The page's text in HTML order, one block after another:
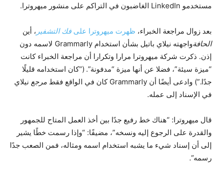
مستخدمو LinkedIn الغاضبون في التراكم على منشور ميهروترا.
بعد زوال مراجعة الخبراء، ظهرت ميهروترا علىفك التشفير ، أين
الحافة
واجهته نيلاي باتيل بشأن استخدام Grammarly لاسمه دون
إذن. ذكرت شركة ميهروترا مرارا وتكرارا أن مراجعة الخبراء كانت
“ميزة سيئة”، فضلا عن أنها ميزة “مدفونة”. (“كان استخدامه قليلًا
جدًا.”) وادعى أيضًا أن Grammarly كان في الواقع فقط
مرجع نيلاي
في الإسناد إلى عمله.
قال ميهروترا: “هناك خط رفيع جدًا بين أخذ العمل المتاح للجمهور
والقدرة على الرجوع إليه ونسخه”، مضيفًا: “وإذا رسمت خطًا يشير
إلى أن إسناد شيء ما يشبه استخدام اسمه ومثاله، فمن الصعب جدًا
رسمه”.